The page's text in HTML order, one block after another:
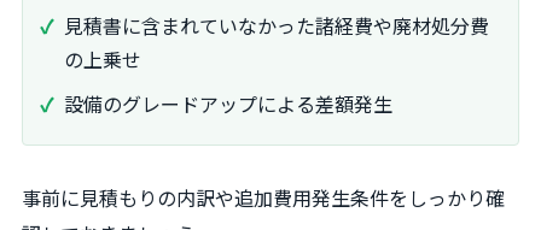
見積書に含まれていなかった諸経費や廃材処分費
の上乗せ
設備のグレードアップによる差額発生
事前に見積もりの内訳や追加費用発生条件をしっかり確